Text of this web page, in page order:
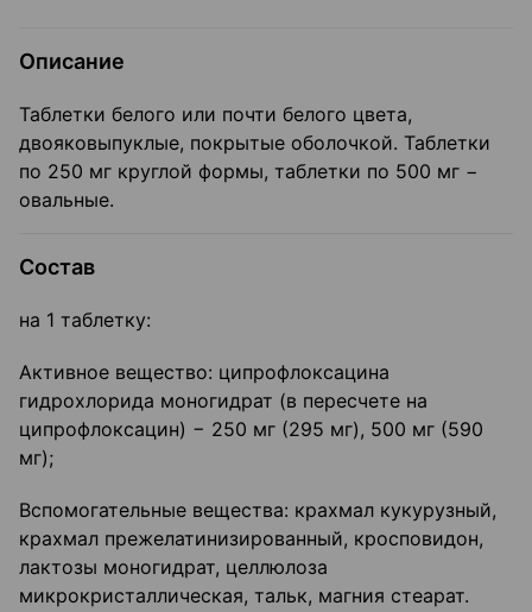
Описание
Таблетки белого или почти белого цвета,
двояковыпуклые, покрытые оболочкой. Таблетки
по 250 мг круглой формы, таблетки по 500 мг −
овальные.
Состав
на 1 таблетку:
Активное вещество: ципрофлоксацина
гидрохлорида моногидрат (в пересчете на
ципрофлоксацин) − 250 мг (295 мг), 500 мг (590
мг);
Вспомогательные вещества: крахмал кукурузный,
крахмал прежелатинизированный, кросповидон,
лактозы моногидрат, целлюлоза
микрокристаллическая, тальк, магния стеарат.